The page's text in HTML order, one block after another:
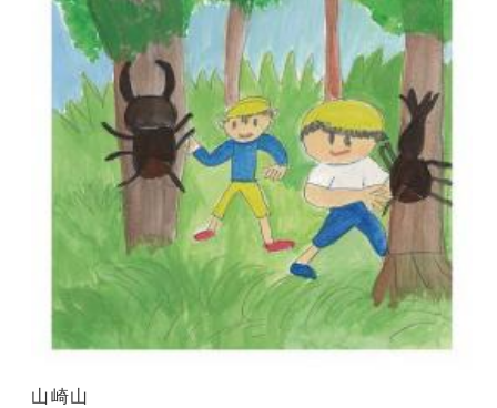
山崎山